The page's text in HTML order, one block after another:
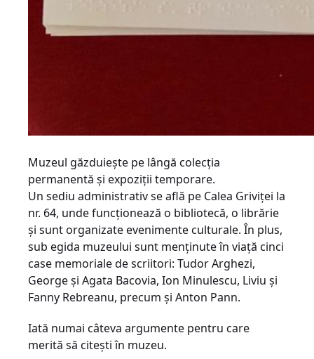
Muzeul găzduiește pe lângă colecția
permanentă și expoziții temporare.
Un sediu administrativ se află pe Calea Griviței la
nr. 64, unde funcționează o bibliotecă, o librărie
și sunt organizate evenimente culturale. În plus,
sub egida muzeului sunt menținute în viață cinci
case memoriale de scriitori: Tudor Arghezi,
George și Agata Bacovia, Ion Minulescu, Liviu și
Fanny Rebreanu, precum și Anton Pann.
Iată numai câteva argumente pentru care
merită să citești în muzeu.